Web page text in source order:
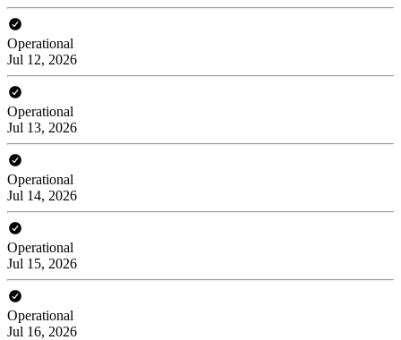
Operational
Jul 12, 2026
Operational
Jul 13, 2026
Operational
Jul 14, 2026
Operational
Jul 15, 2026
Operational
Jul 16, 2026